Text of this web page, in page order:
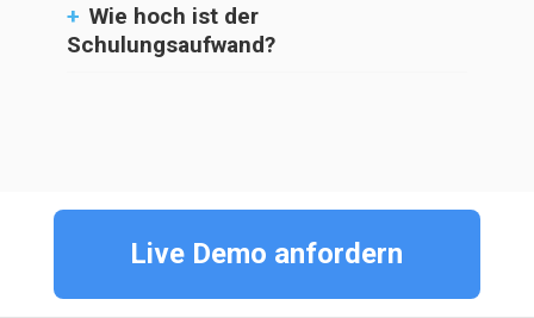
+ Wie hoch ist der
Schulungsaufwand?
Live Demo anfordern